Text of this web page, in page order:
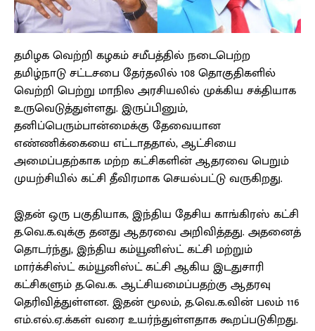
தமிழக வெற்றி கழகம் சமீபத்தில் நடைபெற்ற
தமிழ்நாடு சட்டசபை தேர்தலில் 108 தொகுதிகளில்
வெற்றி பெற்று மாநில அரசியலில் முக்கிய சக்தியாக
உருவெடுத்துள்ளது. இருப்பினும்,
தனிப்பெரும்பான்மைக்கு தேவையான
எண்ணிக்கையை எட்டாததால், ஆட்சியை
அமைப்பதற்காக மற்ற கட்சிகளின் ஆதரவை பெறும்
முயற்சியில் கட்சி தீவிரமாக செயல்பட்டு வருகிறது.
இதன் ஒரு பகுதியாக, இந்திய தேசிய காங்கிரஸ் கட்சி
த.வெ.க.வுக்கு தனது ஆதரவை அறிவித்தது. அதனைத்
தொடர்ந்து, இந்திய கம்யூனிஸ்ட் கட்சி மற்றும்
மார்க்சிஸ்ட் கம்யூனிஸ்ட் கட்சி ஆகிய இடதுசாரி
கட்சிகளும் த.வெ.க. ஆட்சியமைப்பதற்கு ஆதரவு
தெரிவித்துள்ளன. இதன் மூலம், த.வெ.க.வின் பலம் 116
எம்.எல்.ஏ.க்கள் வரை உயர்ந்துள்ளதாக கூறப்படுகிறது.